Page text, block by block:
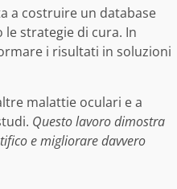
a costruire un database
strategie di cura. In
i risultati in soluzioni
malattie oculari e a
Questo lavoro dimostra
e migliorare davvero